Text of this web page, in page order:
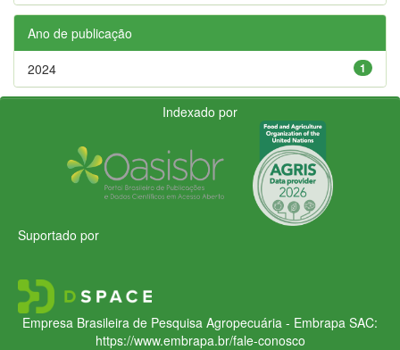
Ano de publicação
1
2024
Indexado por
Suportado por
Empresa Brasileira de Pesquisa Agropecuária - Embrapa SAC:
https://www.embrapa.br/fale-conosco